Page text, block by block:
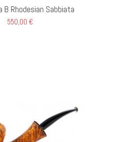
B Rhodesian Sabbiata
550,00 €